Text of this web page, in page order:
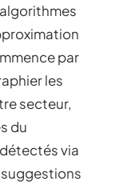
par
les
secteur,
du
via
suggestions